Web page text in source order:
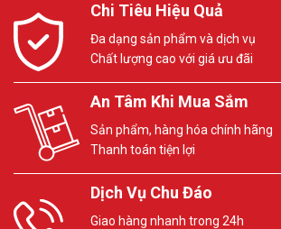
Chi Tiêu Hiệu Quả
Đa dạng sản phẩm và dịch vụ
Chất lượng cao với giá ưu đãi
An Tâm Khi Mua Sắm
Sản phẩm, hàng hóa chính hãng
Thanh toán tiện lợi
Dịch Vụ Chu Đáo
Giao hàng nhanh trong 24h